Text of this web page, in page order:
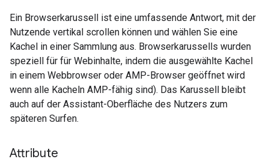
Ein Browserkarussell ist eine umfassende Antwort, mit der
Nutzende vertikal scrollen können und wählen Sie eine
Kachel in einer Sammlung aus. Browserkarussells wurden
speziell für für Webinhalte, indem die ausgewählte Kachel
in einem Webbrowser oder AMP-Browser geöffnet wird
wenn alle Kacheln AMP-fähig sind). Das Karussell bleibt
auch auf der Assistant-Oberfläche des Nutzers zum
späteren Surfen.
Attribute